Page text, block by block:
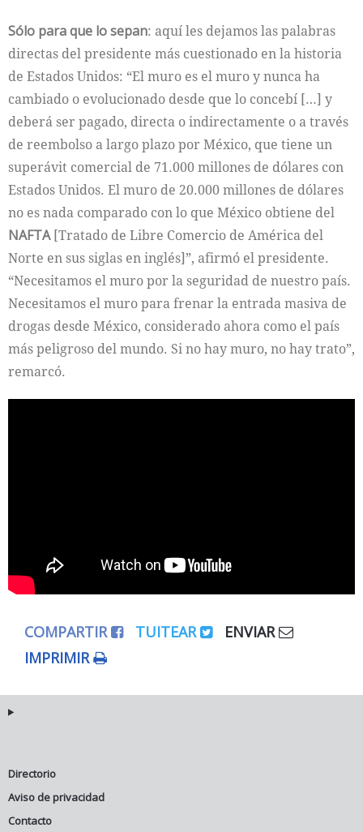
Sólo para que lo sepan: aquí les dejamos las palabras
directas del presidente más cuestionado en la historia
de Estados Unidos: “El muro es el muro y nunca ha
cambiado o evolucionado desde que lo concebí […] y
deberá ser pagado, directa o indirectamente o a través
de reembolso a largo plazo por México, que tiene un
superávit comercial de 71.000 millones de dólares con
Estados Unidos. El muro de 20.000 millones de dólares
no es nada comparado con lo que México obtiene del
NAFTA[Tratado de Libre Comercio de América del
Norte en sus siglas en inglés]”, afirmó el presidente.
“Necesitamos el muro por la seguridad de nuestro país.
Necesitamos el muro para frenar la entrada masiva de
drogas desde México, considerado ahora como el país
más peligroso del mundo. Si no hay muro, no hay trato”,
remarcó.
COMPARTIR TUITEAR
ENVIAR
IMPRIMIR
Directorio
Aviso de privacidad
Contacto